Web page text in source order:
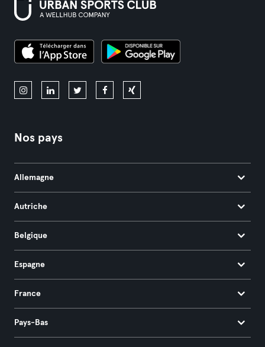
Nos pays
Allemagne
Autriche
Belgique
Espagne
France
Pays-Bas